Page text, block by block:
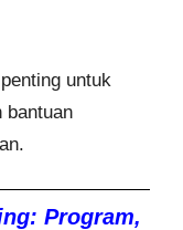
untuk
bantuan
Program,